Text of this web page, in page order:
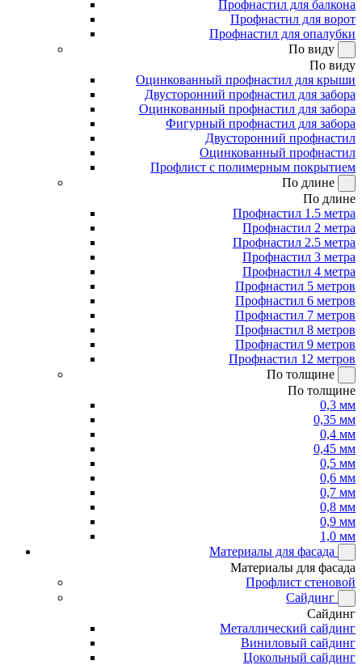
Профнастил для балкона
Профнастил для ворот
Профнастил для опалубки
По виду
По виду
Оцинкованный профнастил для крыши
Двусторонний профнастил для забора
Оцинкованный профнастил для забора
Фигурный профнастил для забора
Двусторонний профнастил
Оцинкованный профнастил
Профлист с полимерным покрытием
По длине
По длине
Профнастил 1.5 метра
Профнастил 2 метра
Профнастил 2.5 метра
Профнастил 3 метра
Профнастил 4 метра
Профнастил 5 метров
Профнастил 6 метров
Профнастил 7 метров
Профнастил 8 метров
Профнастил 9 метров
Профнастил 12 метров
По толщине
По толщине
0,3 мм
0,35 мм
0,4 мм
0,45 мм
0,5 мм
0,6 мм
0,7 мм
0,8 мм
0,9 мм
1,0 мм
Материалы для фасада
Материалы для фасада
Профлист стеновой
Сайдинг
Сайдинг
Металлический сайдинг
Виниловый сайдинг
Цокольный сайдинг